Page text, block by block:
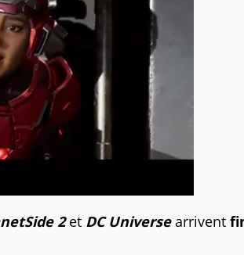
2et DC Universearrivent